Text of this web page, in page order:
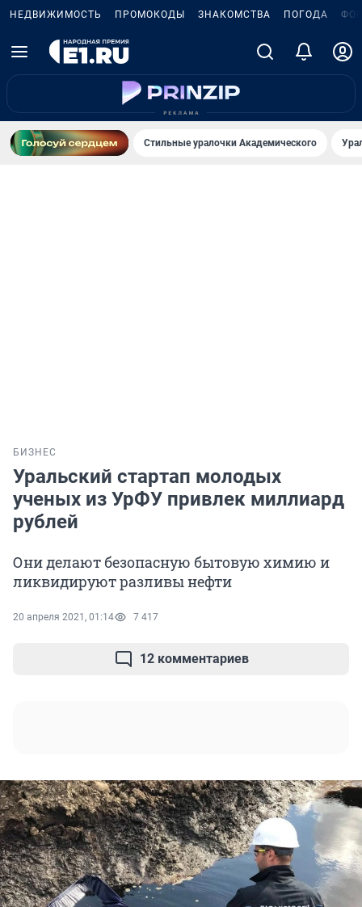
НЕДВИЖИМОСТЬ ПРОМОКОДЫ ЗНАКОМСТВА ПОГОДА
Стильные уралочки Академического
БИЗНЕС
Уральский стартап молодых
ученых из УрФУ привлек миллиард
рублей
Они делают безопасную бытовую химию и
ликвидируют разливы нефти
20 апреля 2021, 01:14 7 417
12 комментариев